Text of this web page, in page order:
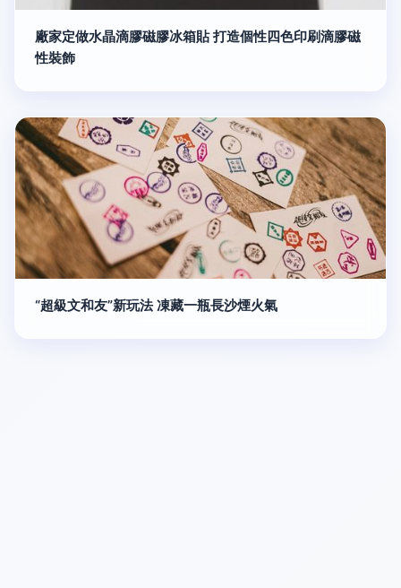
廠家定做水晶滴膠磁膠冰箱貼 打造個性四色印刷滴膠磁
性裝飾
“超級文和友”新玩法 凍藏一瓶長沙煙火氣